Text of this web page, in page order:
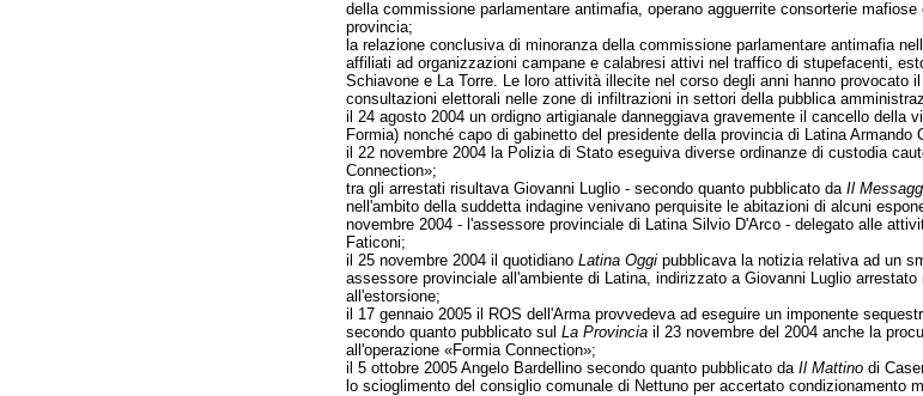
della commissione parlamentare antimafia, operano agguerrite consorterie
provincia;
la relazione conclusiva di minoranza della commissione parlamentare antimafia
affiliati ad organizzazioni campane e calabresi attivi nel traffico di stupefacenti,
Schiavone e La Torre. Le loro attività illecite nel corso degli anni hanno
consultazioni elettorali nelle zone di infiltrazioni in settori della pubblica
il 24 agosto 2004 un ordigno artigianale danneggiava gravemente il cancello
Formia) nonché capo di gabinetto del presidente della provincia di Latina Armando
il 22 novembre 2004 la Polizia di Stato eseguiva diverse ordinanze di custodia
Connection»;
tra gli arrestati risultava Giovanni Luglio - secondo quanto pubblicato da Il
nell'ambito della suddetta indagine venivano perquisite le abitazioni di alcuni
novembre 2004 - l'assessore provinciale di Latina Silvio D'Arco - delegato alle
Faticoni;
il 25 novembre 2004 il quotidiano Latina Oggipubblicava la notizia relativa ad un
assessore provinciale all'ambiente di Latina, indirizzato a Giovanni Luglio
all'estorsione;
il 17 gennaio 2005 il ROS dell'Arma provvedeva ad eseguire un imponente
secondo quanto pubblicato sul La Provinciail 23 novembre del 2004 anche la
all'operazione «Formia Connection»;
il 5 ottobre 2005 Angelo Bardellino secondo quanto pubblicato da Il Mattinodi
lo scioglimento del consiglio comunale di Nettuno per accertato condizionamento